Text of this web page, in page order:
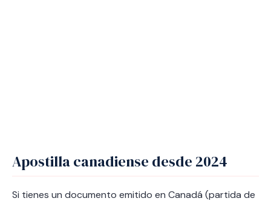
Apostilla canadiense desde 2024
Si tienes un documento emitido en Canadá (partida de